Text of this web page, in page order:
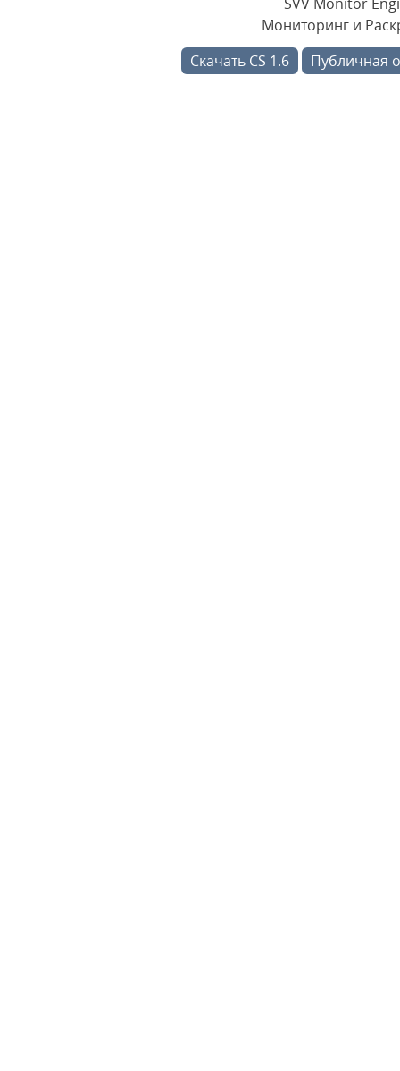
Мониторинг и
Скачать CS 1.6
Публичная